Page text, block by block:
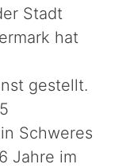
Stadt
hat
gestellt.
Schweres
Jahre im